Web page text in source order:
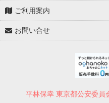
ご利用案内
お問い合せ
平林保幸 東京都公安委